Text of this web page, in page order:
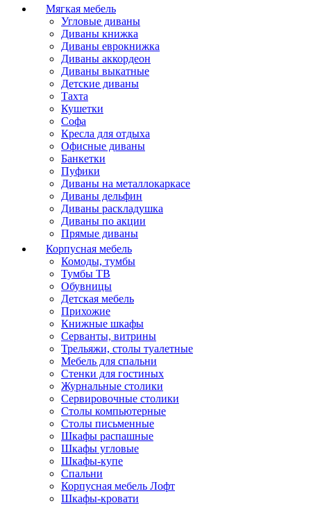
Мягкая мебель
Угловые диваны
Диваны книжка
Диваны еврокнижка
Диваны аккордеон
Диваны выкатные
Детские диваны
Тахта
Кушетки
Софа
Кресла для отдыха
Офисные диваны
Банкетки
Пуфики
Диваны на металлокаркасе
Диваны дельфин
Диваны раскладушка
Диваны по акции
Прямые диваны
Корпусная мебель
Комоды, тумбы
Тумбы ТВ
Обувницы
Детская мебель
Прихожие
Книжные шкафы
Серванты, витрины
Трельяжи, столы туалетные
Мебель для спальни
Стенки для гостиных
Журнальные столики
Сервировочные столики
Столы компьютерные
Столы письменные
Шкафы распашные
Шкафы угловые
Шкафы-купе
Спальни
Корпусная мебель Лофт
Шкафы-кровати